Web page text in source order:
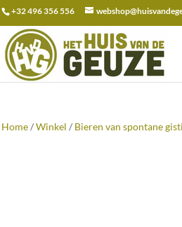
+32 496 356 556
Zoeken
naar:
Home/Winkel / Bieren van spontane